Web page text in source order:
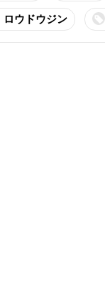
ロウドウジン